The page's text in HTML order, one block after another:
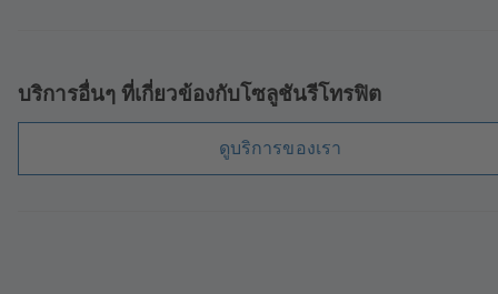
บริการอื่นๆ ที่เกี่ยวข้องกับโซลูชันรีโทรฟิต
ดูบริการของเรา